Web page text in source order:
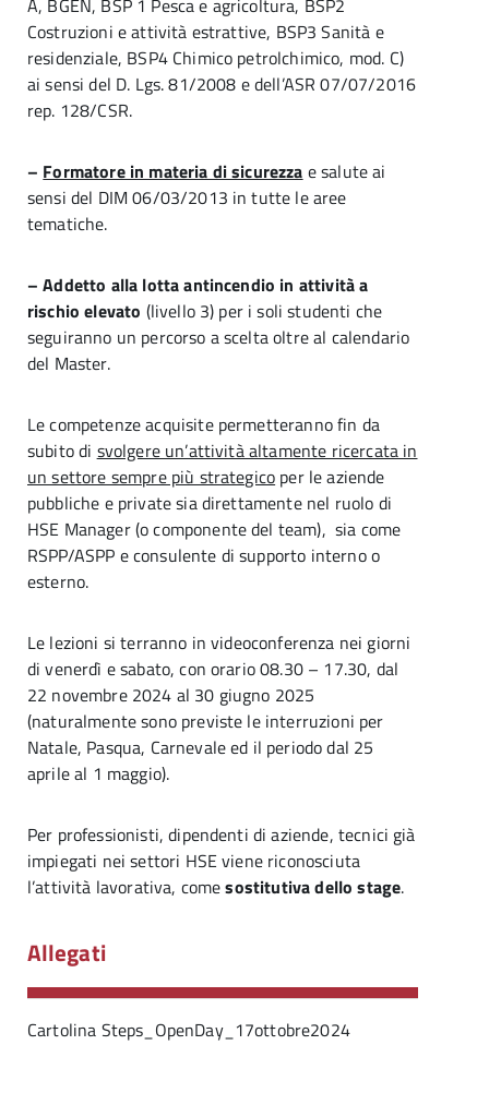
A, BGEN, BSP 1 Pesca e agricoltura, BSP2
Costruzioni e attività estrattive, BSP3 Sanità e
residenziale, BSP4 Chimico petrolchimico, mod. C)
ai sensi del D. Lgs. 81/2008 e dell’ASR 07/07/2016
rep. 128/CSR.
– Formatore in materia di sicurezza e salute ai
sensi del DIM 06/03/2013 in tutte le aree
tematiche.
– Addetto alla lotta antincendio in attività a
rischio elevato (livello 3) per i soli studenti che
seguiranno un percorso a scelta oltre al calendario
del Master.
Le competenze acquisite permetteranno fin da
subito di svolgere un’attività altamente ricercata in
un settore sempre più strategico per le aziende
pubbliche e private sia direttamente nel ruolo di
HSE Manager (o componente del team), sia come
RSPP/ASPP e consulente di supporto interno o
esterno.
Le lezioni si terranno in videoconferenza nei giorni
di venerdì e sabato, con orario 08.30 – 17.30, dal
22 novembre 2024 al 30 giugno 2025
(naturalmente sono previste le interruzioni per
Natale, Pasqua, Carnevale ed il periodo dal 25
aprile al 1 maggio).
Per professionisti, dipendenti di aziende, tecnici già
impiegati nei settori HSE viene riconosciuta
l’attività lavorativa, comesostitutiva dello stage.
Allegati
Cartolina Steps_OpenDay_17ottobre2024